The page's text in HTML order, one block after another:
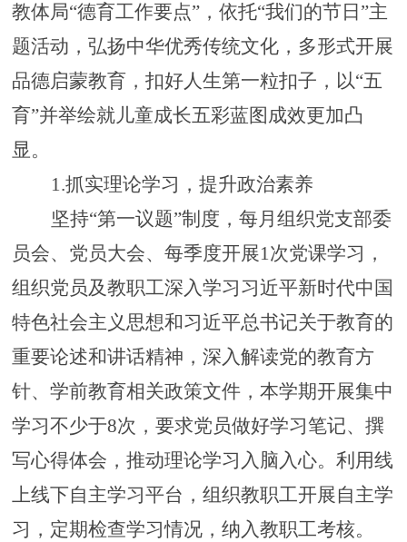
教体局“德育工作要点”，依托“我们的节日”主
题活动，弘扬中华优秀传统文化，多形式开展
品德启蒙教育，扣好人生第一粒扣子，以“五
育”并举绘就儿童成长五彩蓝图成效更加凸
显。
1.抓实理论学习，提升政治素养
坚持“第一议题”制度，每月组织党支部委
员会、党员大会、每季度开展1次党课学习，
组织党员及教职工深入学习习近平新时代中国
特色社会主义思想和习近平总书记关于教育的
重要论述和讲话精神，深入解读党的教育方
针、学前教育相关政策文件，本学期开展集中
学习不少于8次，要求党员做好学习笔记、撰
写心得体会，推动理论学习入脑入心。利用线
上线下自主学习平台，组织教职工开展自主学
习，定期检查学习情况，纳入教职工考核。